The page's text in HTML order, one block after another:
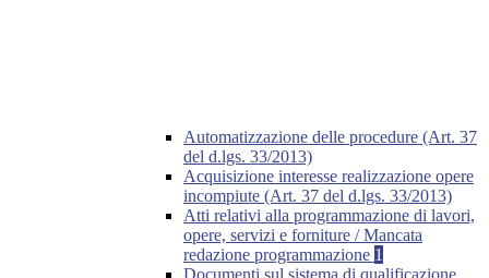
Automatizzazione delle procedure (Art. 37
del d.lgs. 33/2013)
Acquisizione interesse realizzazione opere
incompiute (Art. 37 del d.lgs. 33/2013)
Atti relativi alla programmazione di lavori,
opere, servizi e forniture / Mancata
redazione programmazione 1